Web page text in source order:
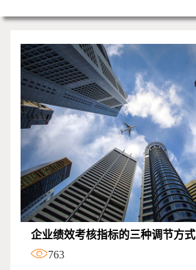
企业绩效考核指标的三种调节方式
763